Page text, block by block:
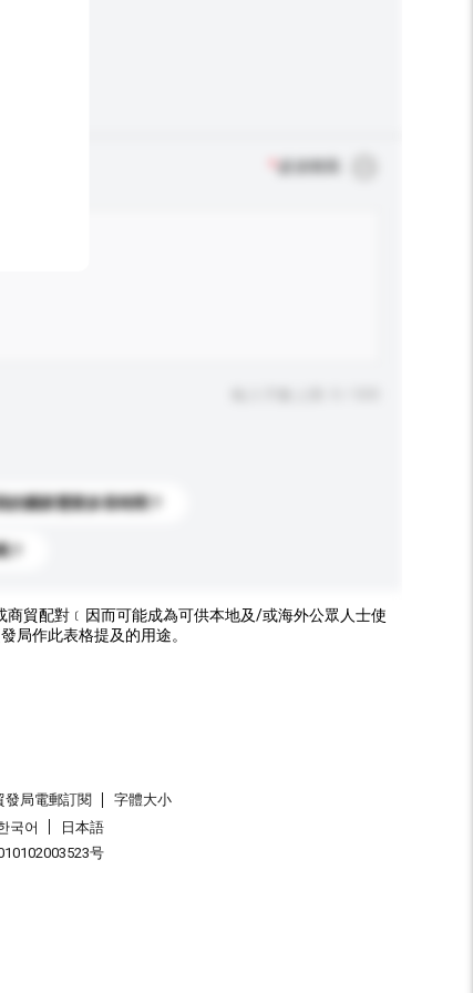
的國家需要多長時間？
貿配對﹝因而可能成為可供本地及/或海外公眾人士使
局作此表格提及的用途。
發局電郵訂閱
字體大小
국어
日本語
号